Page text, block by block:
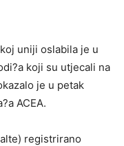
uniji oslabila je u
koji su utjecali na
je u petak
ACEA.
registrirano